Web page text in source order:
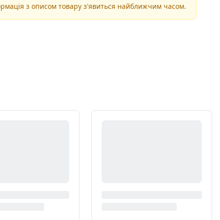
з описом товару з'явиться найближчим часом.